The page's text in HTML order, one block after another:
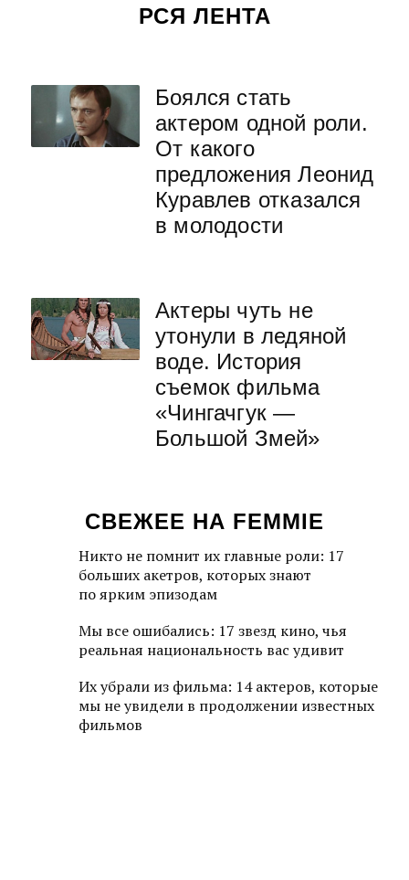
РСЯ ЛЕНТА
Боялся стать
актером одной роли.
От какого
предложения Леонид
Куравлев отказался
в молодости
Актеры чуть не
утонули в ледяной
воде. История
съемок фильма
«Чингачгук —
Большой Змей»
СВЕЖЕЕ НА FEMMIE
Никто не помнит их главные роли: 17
больших акетров, которых знают
по ярким эпизодам
Мы все ошибались: 17 звезд кино, чья
реальная национальность вас удивит
Их убрали из фильма: 14 актеров, которые
мы не увидели в продолжении известных
фильмов